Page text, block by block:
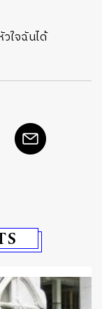
ใจฉันได้